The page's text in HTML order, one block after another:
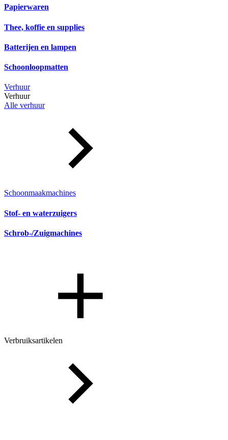
Papierwaren
Thee, koffie en supplies
Batterijen en lampen
Schoonloopmatten
Verhuur
Verhuur
Alle verhuur
Schoonmaakmachines
Stof- en waterzuigers
Schrob-/Zuigmachines
Verbruiksartikelen